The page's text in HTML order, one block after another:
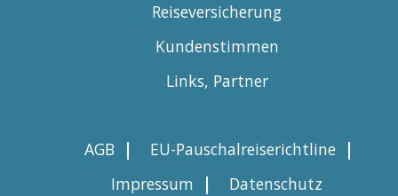
Reiseversicherung
Kundenstimmen
Links, Partner
AGB | EU-Pauschalreiserichtline |
Impressum | Datenschutz